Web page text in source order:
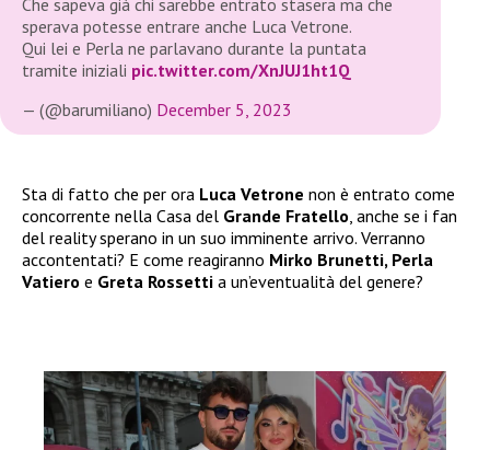
Che sapeva già chi sarebbe entrato stasera ma che
sperava potesse entrare anche Luca Vetrone.
Qui lei e Perla ne parlavano durante la puntata
tramite iniziali pic.twitter.com/XnJUJ1ht1Q
— (@barumiliano) December 5, 2023
Sta di fatto che per ora Luca Vetrone non è entrato come
concorrente nella Casa del Grande Fratello, anche se i fan
del reality sperano in un suo imminente arrivo. Verranno
accontentati? E come reagiranno Mirko Brunetti, Perla
Vatiero e Greta Rossetti a un’eventualità del genere?